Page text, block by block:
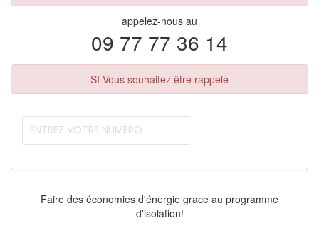
appelez-nous au
09 77 77 36 14
SI Vous souhaitez être rappelé
Faire des économies d'énergie grace au programme
d'isolation!